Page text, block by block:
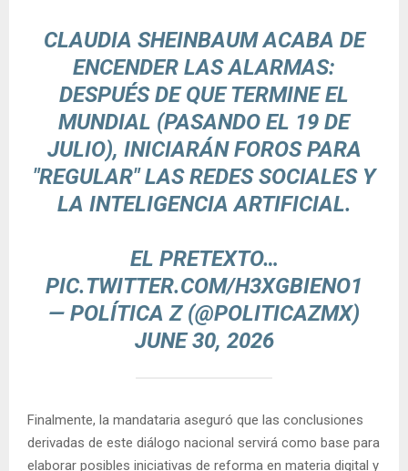
CLAUDIA SHEINBAUM ACABA DE
ENCENDER LAS ALARMAS:
DESPUÉS DE QUE TERMINE EL
MUNDIAL (PASANDO EL 19 DE
JULIO), INICIARÁN FOROS PARA
"REGULAR" LAS REDES SOCIALES Y
LA INTELIGENCIA ARTIFICIAL.
EL PRETEXTO…
PIC.TWITTER.COM/H3XGBIENO1
— POLÍTICA Z (@POLITICAZMX)
JUNE 30, 2026
Finalmente, la mandataria aseguró que las conclusiones
derivadas de este diálogo nacional servirá como base para
elaborar posibles iniciativas de reforma en materia digital y